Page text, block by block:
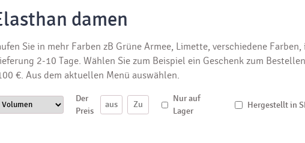
damen
Sie in mehr Farben zB Grüne Armee, Limette, verschiedene
2-10 Tage. Wählen Sie zum Beispiel ein Geschenk zum
€. Aus dem aktuellen Menü auswählen.
Der
Preis
Nur auf
Lager
Hergestellt in